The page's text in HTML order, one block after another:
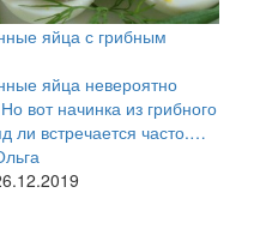
яйца с грибным
яйца невероятно
вот начинка из грибного
ли встречается часто.…